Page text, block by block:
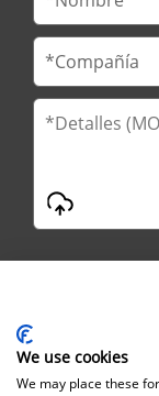
Dirección : No.29
We use cookies
We may place these